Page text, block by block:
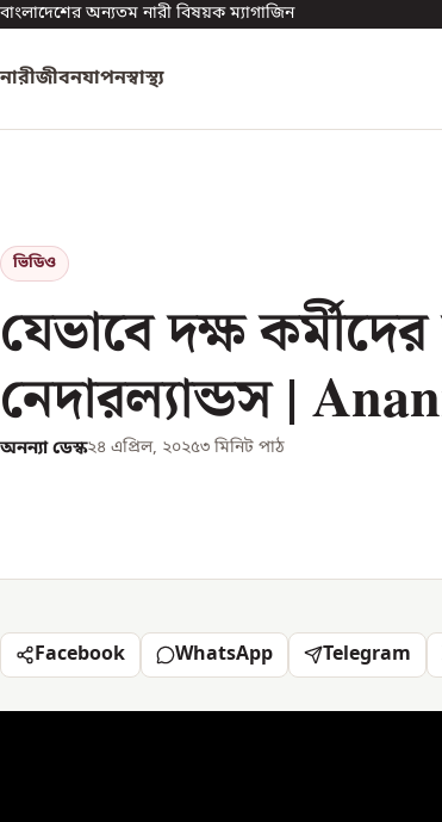
বাংলাদেশের অন্যতম নারী বিষয়ক ম্যাগাজিন
নারীজীবনযাপনস্বাস্থ্য
ভিডিও
যেভাবে দক্ষ
নেদারল্যান্ডস |
অনন্যা ডেস্ক২৪ এপ্রিল, ২০২৫৩ মিনিট পাঠ
Facebook WhatsApp Telegram